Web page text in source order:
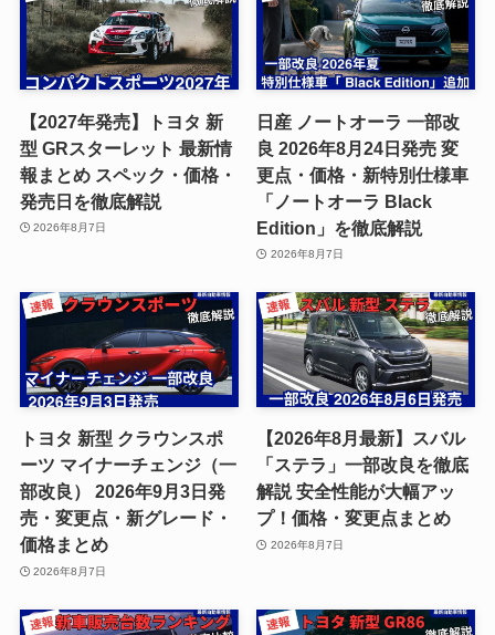
【2027年発売】トヨタ 新
型 GRスターレット 最新情
報まとめ スペック・価格・
発売日を徹底解説
2026年8月7日
日産 ノートオーラ 一部改
良 2026年8月24日発売 変
更点・価格・新特別仕様車
「ノートオーラ Black
Edition」を徹底解説
2026年8月7日
トヨタ 新型 クラウンスポ
ーツ マイナーチェンジ（一
部改良） 2026年9月3日発
売・変更点・新グレード・
価格まとめ
2026年8月7日
【2026年8月最新】スバル
「ステラ」一部改良を徹底
解説 安全性能が大幅アッ
プ！価格・変更点まとめ
2026年8月7日